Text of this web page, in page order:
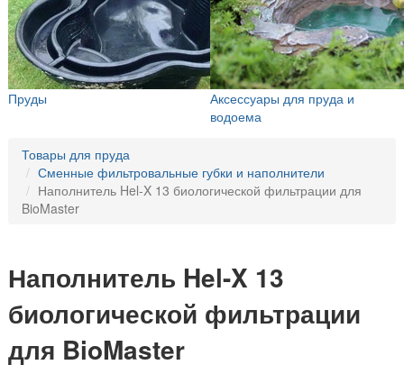
Пруды
Аксессуары для пруда и
водоема
Товары для пруда
Сменные фильтровальные губки и наполнители
Наполнитель Hel-X 13 биологической фильтрации для
BioMaster
Наполнитель Hel-X 13
биологической фильтрации
для BioMaster